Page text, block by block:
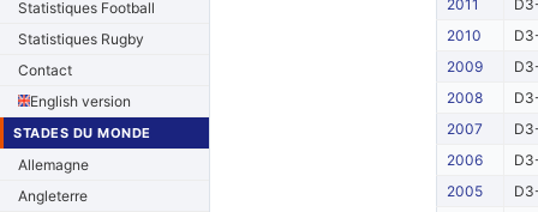
Statistiques Football
Statistiques Rugby
Contact
English version
STADES DU MONDE
Allemagne
Angleterre
2011
2010
2009
2008
2007
2006
2005